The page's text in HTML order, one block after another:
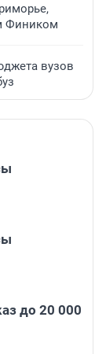
Фиником
вузов
до 20 000